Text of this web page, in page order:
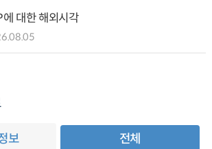
대한 해외시각
보 전체